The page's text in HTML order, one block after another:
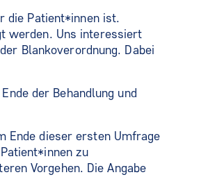
die Patient*innen ist.
werden. Uns interessiert
Blankoverordnung. Dabei
der Behandlung und
Ende dieser ersten Umfrage
zu
Vorgehen. Die Angabe